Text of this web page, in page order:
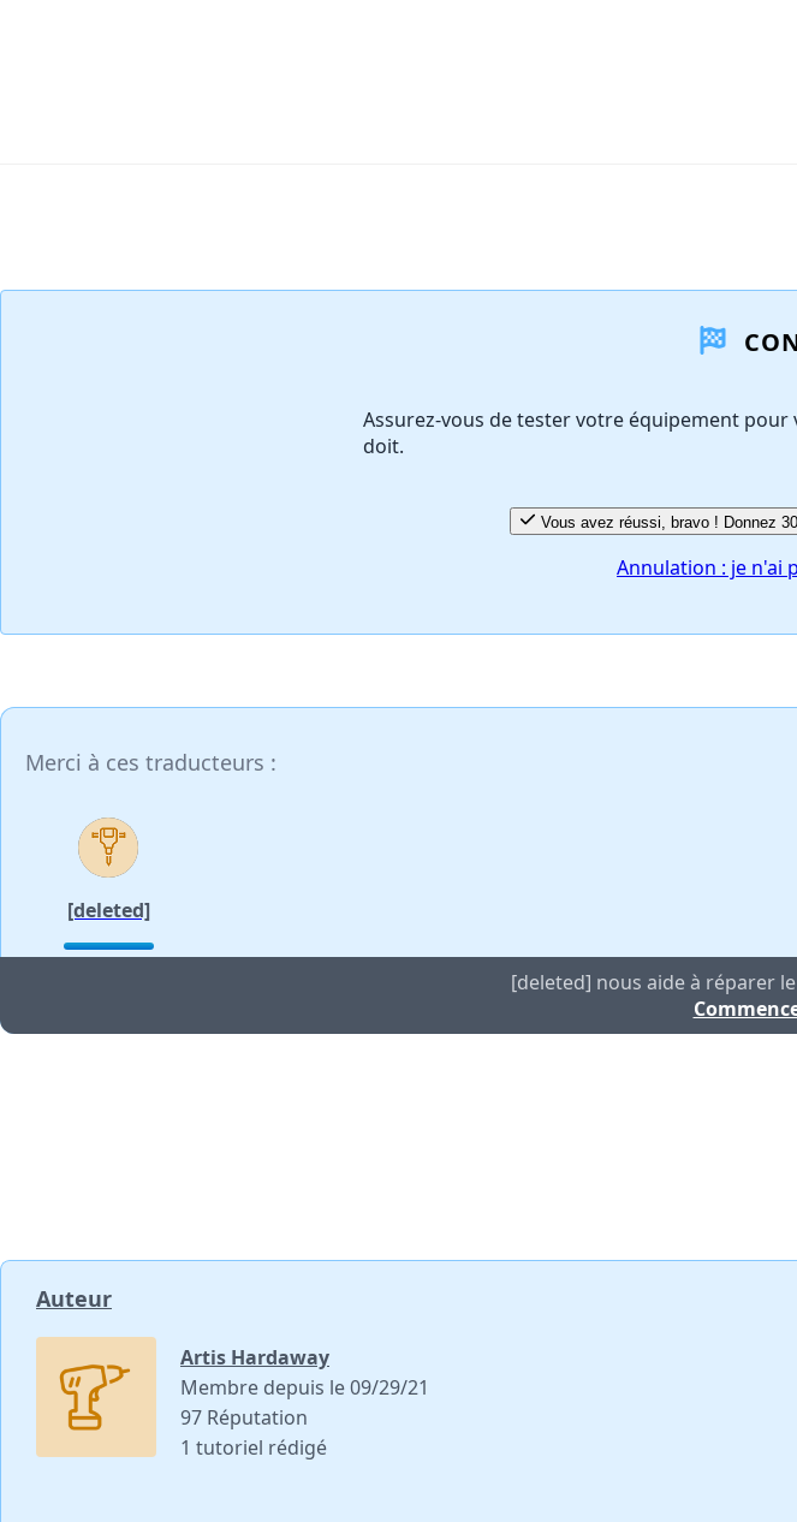
Ajouter un commentaire
Assurez-vous de tester votre équipement
doit.
Vous avez réussi, bravo ! Donnez
Annulation : je n'ai
Merci à ces traducteurs :
[deleted]
[deleted] nous aide à réparer
Auteur
Artis Hardaway
Membre depuis le 09/29/21
97 Réputation
1 tutoriel rédigé